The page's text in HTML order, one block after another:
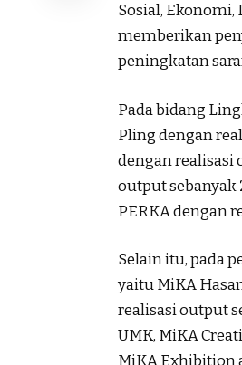
Sosial, Ekonomi,
memberikan
peningkatan
Pada bidang
Pling dengan
dengan realisasi
output sebanyak
PERKA dengan
Selain itu, pada
yaitu MiKA
realisasi output
UMK, MiKA